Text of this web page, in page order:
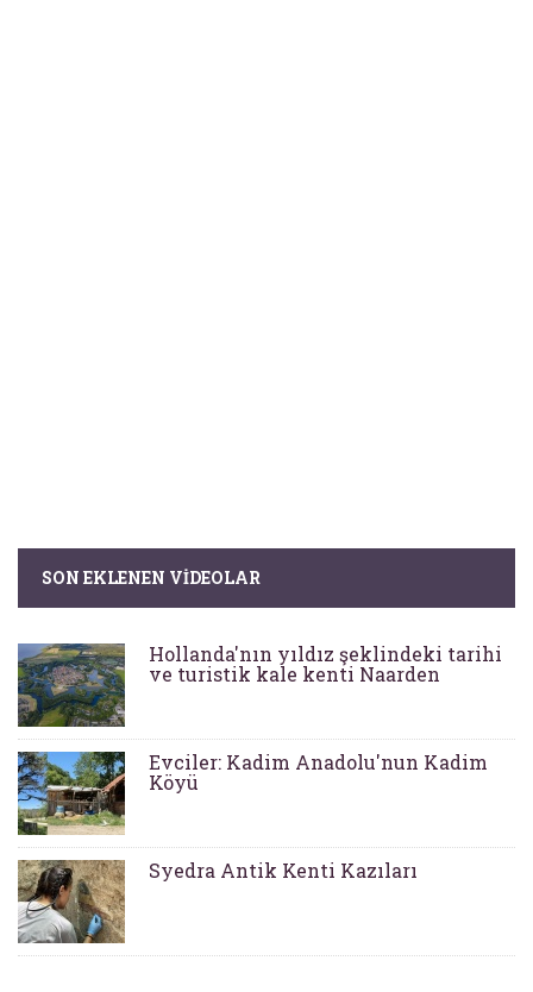
SON EKLENEN VIDEOLAR
Hollanda'nın yıldız şeklindeki tarihi
ve turistik kale kenti Naarden
Evciler: Kadim Anadolu'nun Kadim
Köyü
Syedra Antik Kenti Kazıları